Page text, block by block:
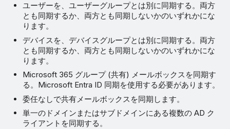
ユーザーを、ユーザーグループとは別に同期する。両方
とも同期するか、両方とも同期しないかのいずれかにな
ります。
デバイスを、デバイスグループとは別に同期する。両方
とも同期するか、両方とも同期しないかのいずれかにな
ります。
Microsoft 365 グループ (共有) メールボックスを同期す
る。Microsoft Entra ID 同期を使用する必要があります。
委任なしで共有メールボックスを同期します。
単一のドメインまたはサブドメインにある複数の AD ク
ライアントを同期する。